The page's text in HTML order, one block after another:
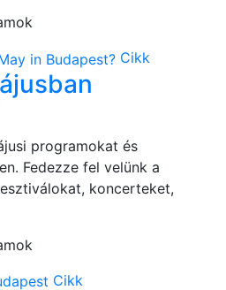
Cikk
programokat és
Fedezze fel velünk a
koncerteket,
Cikk